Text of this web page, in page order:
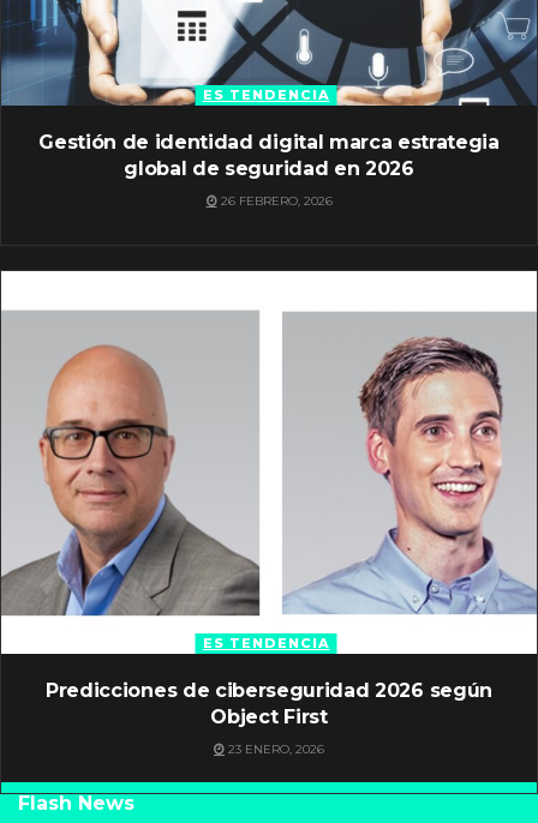
ES TENDENCIA
Gestión de identidad digital marca estrategia
global de seguridad en 2026
26 FEBRERO, 2026
ES TENDENCIA
Predicciones de ciberseguridad 2026 según
Object First
23 ENERO, 2026
Flash News